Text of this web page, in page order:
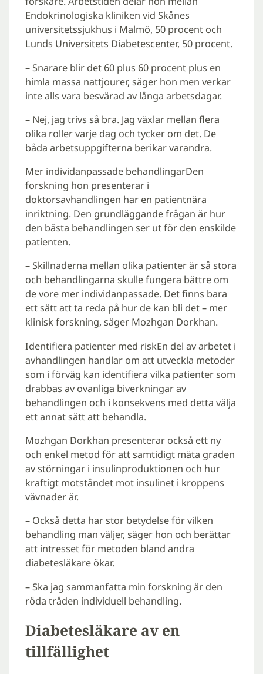
Endokrinologiska kliniken vid Skånes
universitetssjukhus i Malmö, 50 procent och
Lunds Universitets Diabetescenter, 50 procent.
– Snarare blir det 60 plus 60 procent plus en
himla massa nattjourer, säger hon men verkar
inte alls vara besvärad av långa arbetsdagar.
– Nej, jag trivs så bra. Jag växlar mellan flera
olika roller varje dag och tycker om det. De
båda arbetsuppgifterna berikar varandra.
Mer individanpassade behandlingarDen
forskning hon presenterar i
doktorsavhandlingen har en patientnära
inriktning. Den grundläggande frågan är hur
den bästa behandlingen ser ut för den enskilde
patienten.
– Skillnaderna mellan olika patienter är så stora
och behandlingarna skulle fungera bättre om
de vore mer individanpassade. Det finns bara
ett sätt att ta reda på hur de kan bli det – mer
klinisk forskning, säger Mozhgan Dorkhan.
Identifiera patienter med riskEn del av arbetet i
avhandlingen handlar om att utveckla metoder
som i förväg kan identifiera vilka patienter som
drabbas av ovanliga biverkningar av
behandlingen och i konsekvens med detta välja
ett annat sätt att behandla.
Mozhgan Dorkhan presenterar också ett ny
och enkel metod för att samtidigt mäta graden
av störningar i insulinproduktionen och hur
kraftigt motståndet mot insulinet i kroppens
vävnader är.
– Också detta har stor betydelse för vilken
behandling man väljer, säger hon och berättar
att intresset för metoden bland andra
diabetesläkare ökar.
– Ska jag sammanfatta min forskning är den
röda tråden individuell behandling.
Diabetesläkare av en
tillfällighet